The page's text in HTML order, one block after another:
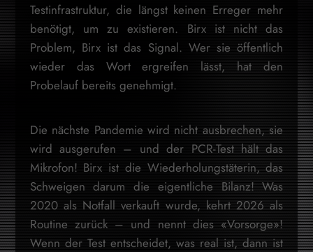
Testinfrastruktur, die längst keinen Erreger mehr
benötigt, um zu existieren. Birx ist nicht das
Problem, Birx ist das Signal. Wer sie öffentlich
wieder das Wort ergreifen lässt, hat den
Probelauf bereits genehmigt.
Die nächste Pandemie wird nicht ausbrechen, sie
wird ausgerufen – und der PCR-Test hält das
Mikrofon! Birx ist die Wiederholungstäterin, das
Schweigen darum die eigentliche Bilanz! Was
2020 als Notfall verkauft wurde, kehrt 2026 als
Routine zurück – und nennt dies «Vorsorge»!
Wenn der Test entscheidet, was real ist, dann ist